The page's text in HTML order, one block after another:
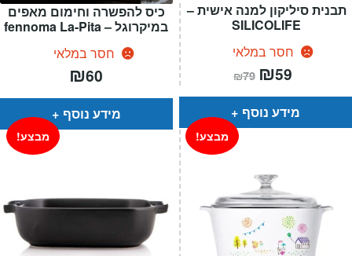
כיס להפשרה וחימום מאפים
במיקרוגל – fennoma La-Pita
חסר במלאי
₪60
מידע נוסף
תבנית סיליקון למנה אישית –
SILICOLIFE
חסר במלאי
₪79 המחיר
המקורי
היה:
₪79.
₪59
הוא:
מידע נוסף
מבצע! מבצע!